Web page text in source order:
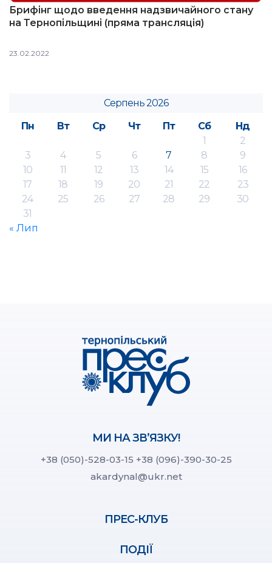
Брифінг щодо введення надзвичайного стану
на Тернопільщині (пряма трансляція)
23.02.2022
Серпень 2026
Пн
Вт Ср Чт Пт Сб
Нд
1
2
3
4 5 6 7 8
9
10
11 12 13 14 15
16
17
18 19 20 21 22
23
24
25 26 27 28 29
30
31
« Лип
МИ НА ЗВ’ЯЗКУ!
+38 (050)-528-03-15 +38 (096)-390-30-25
akardynal@ukr.net
ПРЕС-КЛУБ
ПОДІЇ